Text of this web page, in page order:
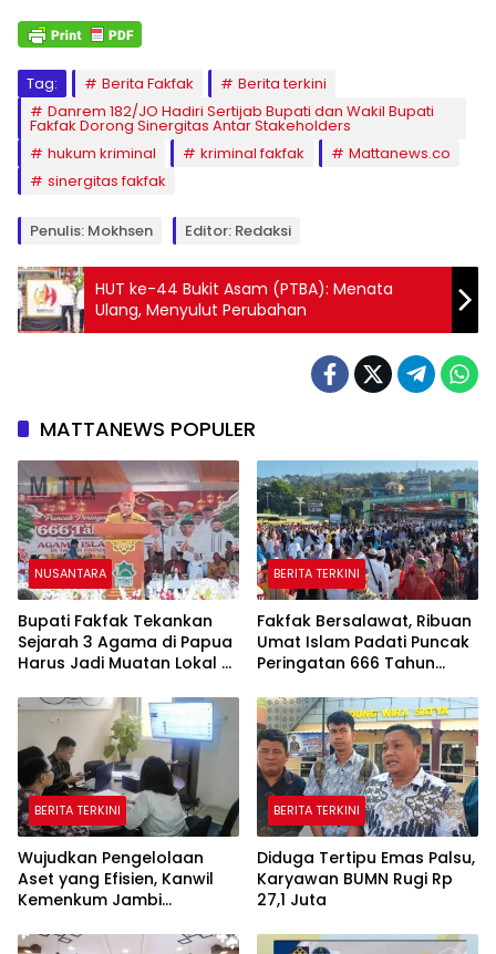
Tag: Berita Fakfak
Berita terkini
Danrem 182/JO Hadiri Sertijab Bupati dan Wakil Bupati
Fakfak Dorong Sinergitas Antar Stakeholders
hukum kriminal
kriminal fakfak
Mattanews.co
sinergitas fakfak
Penulis: Mokhsen Editor: Redaksi
HUT ke-44 Bukit Asam (PTBA): Menata
Ulang, Menyulut Perubahan
MATTANEWS POPULER
NUSANTARA
Bupati Fakfak Tekankan
Sejarah 3 Agama di Papua
Harus Jadi Muatan Lokal di
BERITA TERKINI
Fakfak Bersalawat, Ribuan
Umat Islam Padati Puncak
Peringatan 666 Tahun
BERITA TERKINI
Wujudkan Pengelolaan
Aset yang Efisien, Kanwil
Kemenkum Jambi
Secara Transparan
BERITA TERKINI
Diduga Tertipu Emas Palsu,
Karyawan BUMN Rugi Rp
27,1 Juta